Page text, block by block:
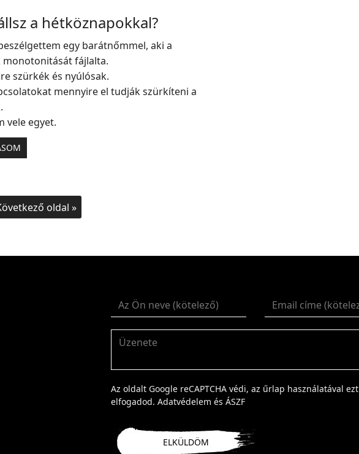
a hétköznapokkal?
egy barátnőmmel, aki a
fájlalta.
szürkék és nyúlósak.
mennyire el tudják szürkíteni a
vele egyet.
oldal »
Az oldalt Google reCAPTCHA védi, az űrlap használatával ezt
elfogadod.Adatvédelem ésÁSZF